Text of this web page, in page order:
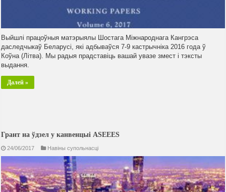
Выйшлі працоўныя матэрыялы Шостага Міжнароднага Кангрэса
даследчыкаў Беларусі, які адбываўся 7-9 кастрычніка 2016 года ў
Коўна (Літва). Мы радыя прадставіць вашай увазе змест і тэксты
выдання.
Далей »
Грант на ўдзел у канвенцыі ASEEES
24/06/2017 Навiны супольнасцi